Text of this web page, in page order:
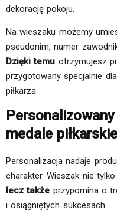
dekorację pokoju.
Na wieszaku możemy
pseudonim, numer
Dzięki temu otrzymujesz
przygotowany specjalnie
piłkarza.
medale piłkarskie
Personalizacja nadaje
charakter. Wieszak nie
lecz także przypomina o
i osiągniętych sukcesach.